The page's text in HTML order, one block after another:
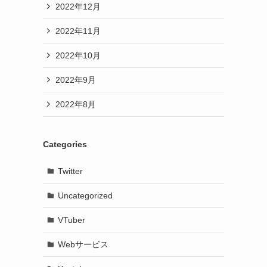
2022年12月
2022年11月
2022年10月
2022年9月
2022年8月
Categories
Twitter
Uncategorized
VTuber
Webサービス